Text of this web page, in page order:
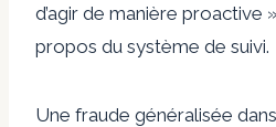
d’agir de manière proactive
propos du système de suivi.
Une fraude généralisée